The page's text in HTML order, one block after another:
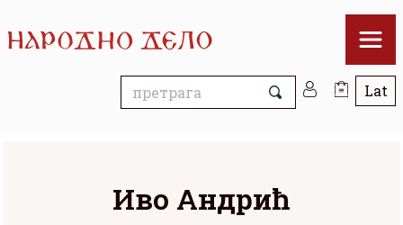
Иво Андрић